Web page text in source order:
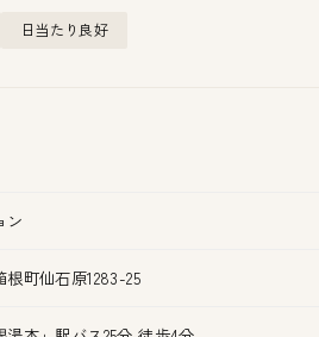
日当たり良好
ン
町仙石原1283-25